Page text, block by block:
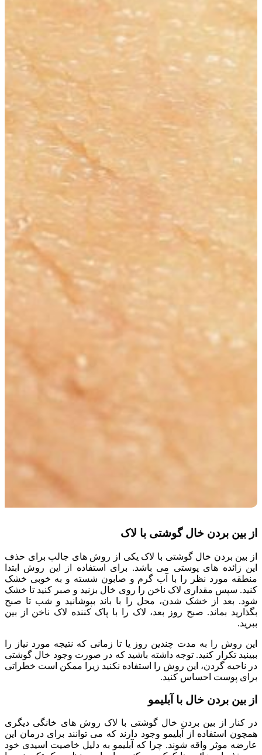
از بین بردن خال گوشتی با لاک
از بین بردن خال گوشتی با لاک یکی از روش های جالب برای حذف
این زائده های پوستی می باشد. برای استفاده از این روش ابتدا
منطقه مورد نظر را با آب گرم و صابون شسته و به خوبی خشک
کنید. سپس مقداری لاک ناخن را روی خال بزنید و صبر کنید تا خشک
شود. بعد از خشک شدن، محل را با باند بپوشانید و شب تا صبح
بگذارید بماند. صبح روز بعد، لاک را با پاک کننده لاک ناخن از بین
ببرید.
این روش را به مدت چندین روز یا تا زمانی که نتیجه مورد نیاز را
ببینید تکرار کنید. توجه داشته باشید که در صورت وجود خال گوشتی
در ناحیه گردن، این روش را استفاده نکنید زیرا ممکن است خطراتی
برای پوست احساس کنید.
از بین بردن خال با آبلیمو
در کنار از بین بردن خال گوشتی با لاک روش های خانگی دیگری
همچون استفاده از آبلیمو وجود دارند که می توانند برای درمان این
عارضه موثر واقه شوند. چرا که آبلیمو به دلیل خاصیت اسیدی خود